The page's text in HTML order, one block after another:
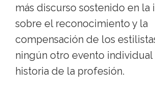
más discurso sostenido en la
sobre el reconocimiento y la
compensación de los
ningún otro evento individual
historia de la profesión.